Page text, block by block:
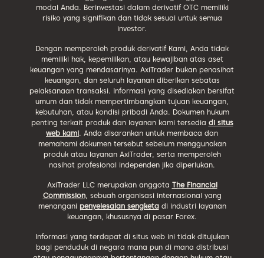
modal Anda. Berinvestasi dalam derivatif OTC memiliki
risiko yang signifikan dan tidak sesuai untuk semua
investor.
Dengan memperoleh produk derivatif Kami, Anda tidak
memiliki hak, kepemilikan, atau kewajiban atas aset
keuangan yang mendasarinya. AxiTrader bukan penasihat
keuangan, dan seluruh layanan diberikan sebatas
pelaksanaan transaksi. Informasi yang disediakan bersifat
umum dan tidak mempertimbangkan tujuan keuangan,
kebutuhan, atau kondisi pribadi Anda. Dokumen hukum
penting terkait produk dan layanan kami tersedia di situs
web kami. Anda disarankan untuk membaca dan
memahami dokumen tersebut sebelum menggunakan
produk atau layanan AxiTrader, serta memperoleh
nasihat profesional independen jika diperlukan.
AxiTrader LLC merupakan anggota The Financial
Commission, sebuah organisasi internasional yang
menangani penyelesaian sengketadi industri layanan
keuangan, khususnya di pasar Forex.
Informasi yang terdapat di situs web ini tidak ditujukan
bagi penduduk di negara mana pun di mana distribusi